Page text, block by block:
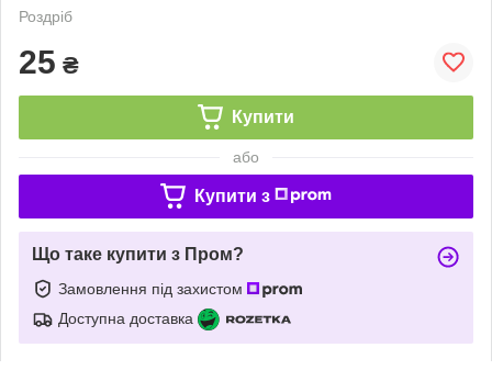
Роздріб
25 ₴
Купити
або
Купити з
Що таке купити з Пром?
Замовлення під захистом
Доступна доставка